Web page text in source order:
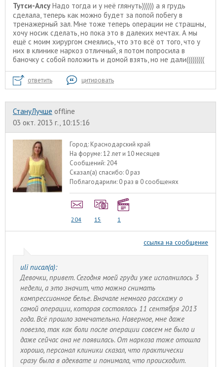
Тутси-Алсу Надо тогда и у неё глянуть)))))) а я грудь
сделала, теперь как можно будет за попой побегу в
тренажерный зал. Мне тоже теперь операции не страшны,
хочу носик сделать, но пока это в далеких мечтах. А мы
ещё с моим хирургом смеялись, что это всё от того, что у
них в клинике наркоз отличный, я потом попросила в
баночку с собой положить и домой взять, но не дали(((((((((
ответить цитировать
СтануЛучше offline
03 окт. 2013 г., 10:15:16
Город: Краснодарский край
На форуме:12 лет и 10 месяцев
Сообщений: 204
Сказал(а) спасибо: 0 раз
Поблагодарили: 0 раз в 0 сообщенях
204 15 1
ссылка на сообщение
uli писал(а):
Девочки, привет. Сегодня моей груди уже исполнилось 3
недели, а это значит, что можно снимать
компрессионное белье. Вначале немного расскажу о
самой операции, которая состоялась 11 сентября 2013
года. Всё прошло замечательно. Наверное, мне даже
повезло, так как боли после операции совсем не было и
даже сейчас она не появилась. От наркоза тоже отошла
хорошо, персонал клиники сказал, что практически
сразу была в адеквате и понимала, что происходит.